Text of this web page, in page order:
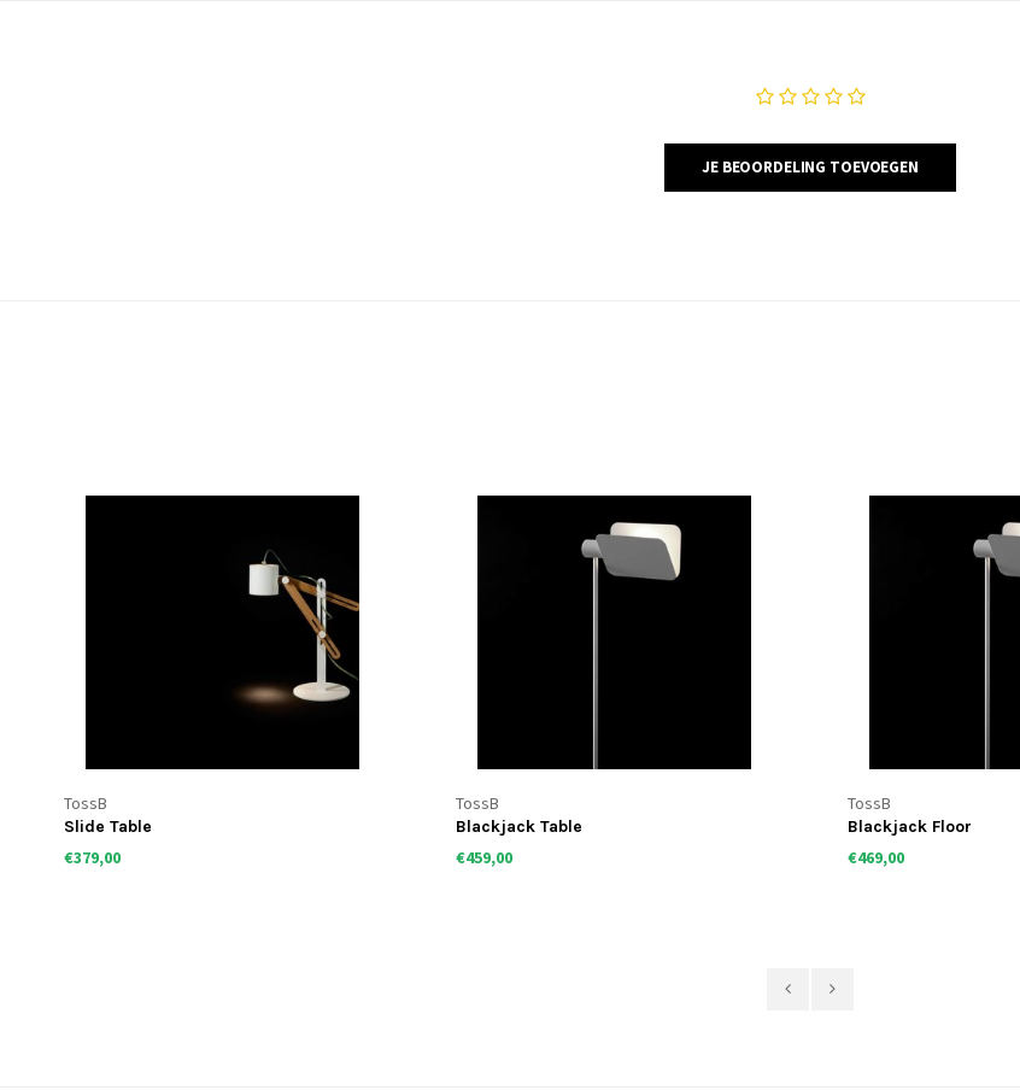
JE BEOORDELING TOEVOEGEN
TossB
Slide Table
€379,00
TossB
Blackjack Table
€459,00
TossB
Blackjack Floor
€469,00